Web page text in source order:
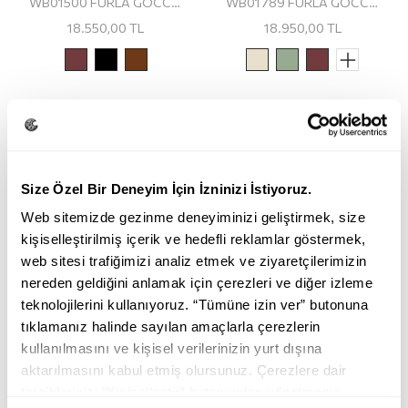
Size Özel Bir Deneyim İçin İzninizi İstiyoruz.
Web sitemizde gezinme deneyiminizi geliştirmek, size
kişiselleştirilmiş içerik ve hedefli reklamlar göstermek,
web sitesi trafiğimizi analiz etmek ve ziyaretçilerimizin
nereden geldiğini anlamak için çerezleri ve diğer izleme
teknolojilerini kullanıyoruz. “Tümüne izin ver” butonuna
tıklamanız halinde sayılan amaçlarla çerezlerin
kullanılmasını ve kişisel verilerinizin yurt dışına
aktarılmasını kabul etmiş olursunuz. Çerezlere dair
18.550,00 TL
18.950,00 TL